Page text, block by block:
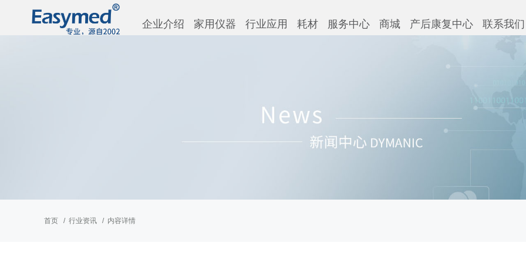
企业介绍 家用仪器 行业应用 耗材 服务中心 商城 产后康复中心 联系我们
首页 行业资讯 内容详情